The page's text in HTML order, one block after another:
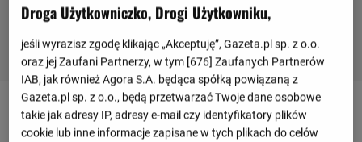
Skład drużyny
Droga Użytkowniczko, Drogi Użytkowniku,
jeśli wyrazisz zgodę klikając „Akceptuję”, Gazeta.pl sp. z o.o.
oraz jej Zaufani Partnerzy, w tym [676] Zaufanych Partnerów
IAB, jak również Agora S.A. będąca spółką powiązaną z
Gazeta.pl sp. z o.o., będą przetwarzać Twoje dane osobowe
takie jak adresy IP, adresy e-mail czy identyfikatory plików
cookie lub inne informacje zapisane w tych plikach do celów